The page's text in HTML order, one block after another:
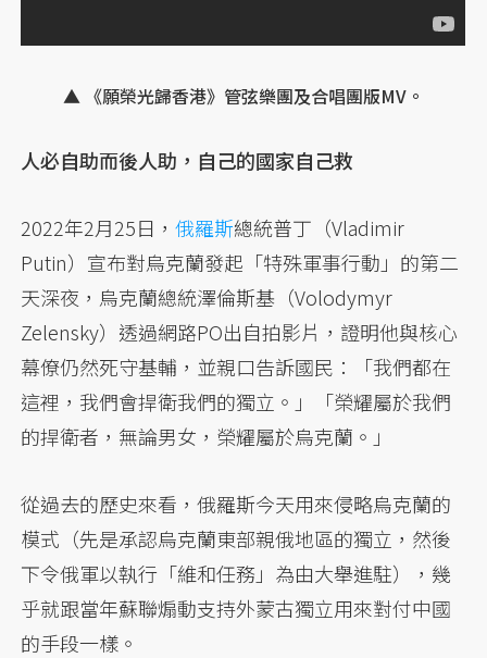
▲ 《願榮光歸香港》管弦樂團及合唱團版MV。
人必自助而後人助，自己的國家自己救
2022年2月25日，俄羅斯總統普丁（Vladimir
Putin）宣布對烏克蘭發起「特殊軍事行動」的第二
天深夜，烏克蘭總統澤倫斯基（Volodymyr
Zelensky）透過網路PO出自拍影片，證明他與核心
幕僚仍然死守基輔，並親口告訴國民：「我們都在
這裡，我們會捍衛我們的獨立。」「榮耀屬於我們
的捍衛者，無論男女，榮耀屬於烏克蘭。」
從過去的歷史來看，俄羅斯今天用來侵略烏克蘭的
模式（先是承認烏克蘭東部親俄地區的獨立，然後
下令俄軍以執行「維和任務」為由大舉進駐），幾
乎就跟當年蘇聯煽動支持外蒙古獨立用來對付中國
的手段一樣。